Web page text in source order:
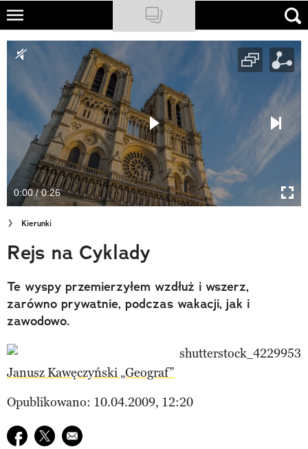
Skip
main
NATIONAL GEOGRAPHIC
PODCASTY
Sklep
Newsletter
Cuda Polski
Wielki Konkurs Fotograficzny
Trendbook Podróżniczy
Polecane
0:00 / 0:26
Kierunki
Rejs na Cyklady
Te wyspy przemierzyłem wzdłuż i wszerz,
zarówno prywatnie, podczas wakacji, jak i
zawodowo.
Janusz Kawęczyński „Geograf”
Opublikowano: 10.04.2009, 12:20
Udostępnij na facebook
Udostępnij na twitter
E-mail do przyjaciela